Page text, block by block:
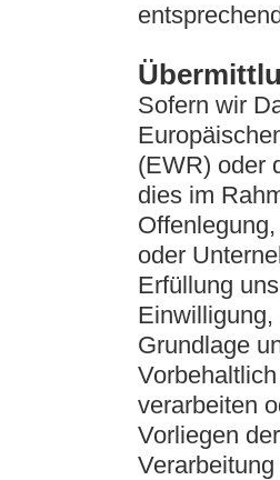
Sofern wir
(EWR) oder
dies im
oder
Erfüllung
Grundlage
verarbeiten
Vorliegen